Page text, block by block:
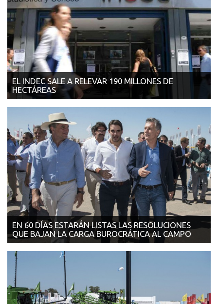
EL INDEC SALE A RELEVAR 190 MILLONES DE
HECTÁREAS
Agropecuario Nacional que comen...
EN 60 DÍAS ESTARÁN LISTAS LAS RESOLUCIONES
QUE BAJAN LA CARGA BUROCRÁTICA AL CAMPO
eliminarán l...